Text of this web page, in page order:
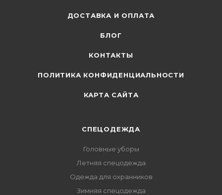
ДОСТАВКА И ОПЛАТА
БЛОГ
КОНТАКТЫ
ПОЛИТИКА КОНФИДЕНЦИАЛЬНОСТИ
КАРТА САЙТА
СПЕЦОДЕЖДА
Головные уборы
Летняя спецодежда
Одежда для охранников
Зимняя спецодежда